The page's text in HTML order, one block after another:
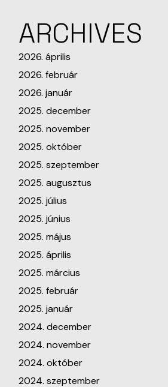
ARCHIVES
2026. április
2026. február
2026. január
2025. december
2025. november
2025. október
2025. szeptember
2025. augusztus
2025. július
2025. június
2025. május
2025. április
2025. március
2025. február
2025. január
2024. december
2024. november
2024. október
2024. szeptember